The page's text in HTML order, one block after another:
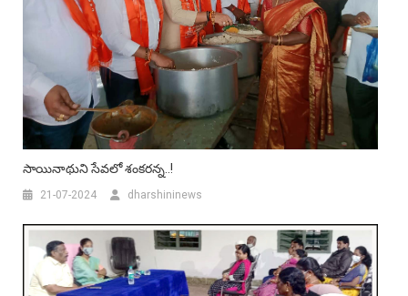
సాయినాథుని సేవలో శంకరన్న..!
21-07-2024 dharshininews